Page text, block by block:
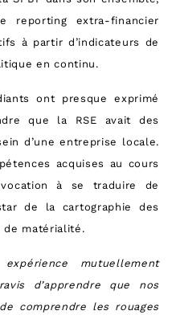
reporting extra-financier
à partir d’indicateurs de
en continu.
ont presque exprimé
que la RSE avait des
d’une entreprise locale.
acquises au cours
à se traduire de
de la cartographie des
de matérialité.
mutuellement
d’apprendre que nos
comprendre les rouages